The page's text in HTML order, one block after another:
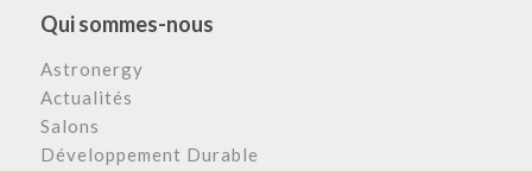
Qui sommes-nous
Astronergy
Actualités
Salons
Développement Durable